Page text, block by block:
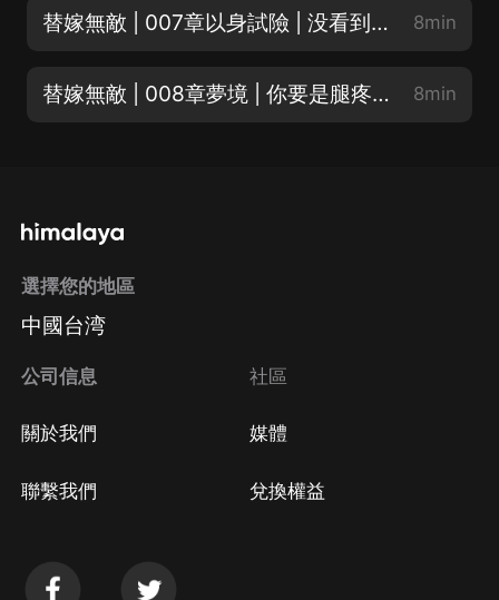
替嫁無敵 | 007章以身試險 | 没看到小情人不高興了？要毒死我！？ 8min
替嫁無敵 | 008章夢境 | 你要是腿疼就别那麼多廢話 8min
選擇您的地區
中國台湾
公司信息
關於我們
聯繫我們
社區
媒體
兌換權益